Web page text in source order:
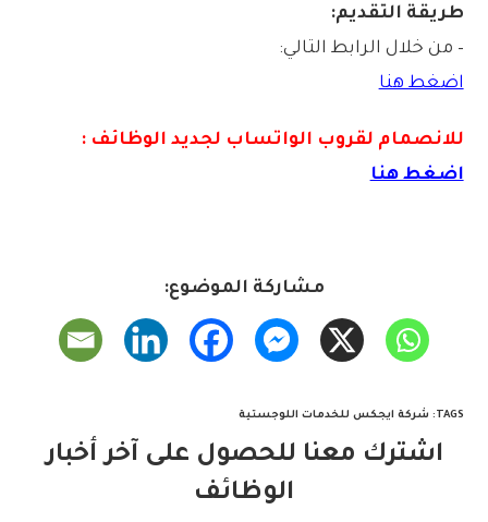
طريقة التقديم:
– من خلال الرابط التالي:
اضغط هنا
للانصمام لقروب الواتساب لجديد الوظائف :
اضغط هنا
مشاركة الموضوع:
TAGS
: شركة ايجكس للخدمات اللوجستية
اشترك معنا للحصول على آخر أخبار
الوظائف